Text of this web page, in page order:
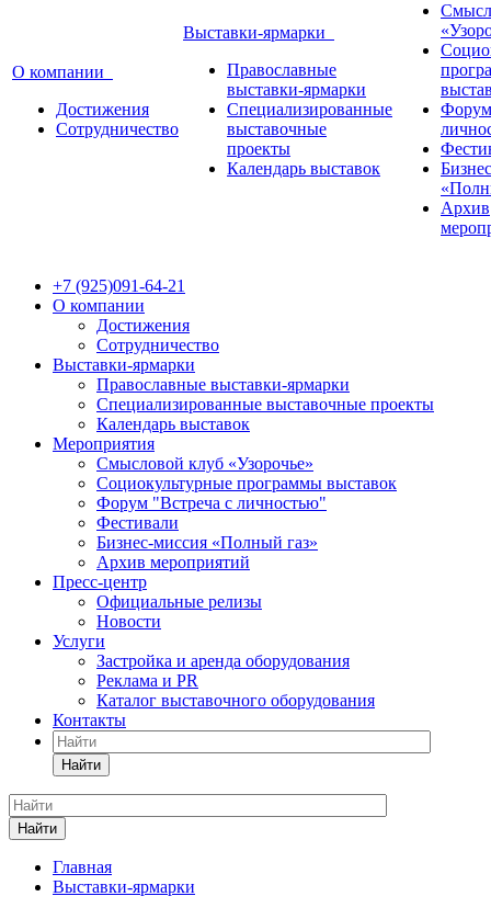
О компании
Достижения
Сотрудничество
Выставки-ярмарки
Православные
выставки-ярмарки
Специализированные
выставочные
проекты
Календарь выставок
Форум
Архив
+7 (925)091-64-21
О компании
Достижения
Сотрудничество
Выставки-ярмарки
Православные выставки-ярмарки
Специализированные выставочные проекты
Календарь выставок
Мероприятия
Смысловой клуб «Узорочье»
Социокультурные программы выставок
Форум "Встреча с личностью"
Фестивали
Бизнес-миссия «Полный газ»
Архив мероприятий
Пресс-центр
Официальные релизы
Новости
Услуги
Застройка и аренда оборудования
Реклама и PR
Каталог выставочного оборудования
Контакты
Найти
Найти
Главная
Выставки-ярмарки